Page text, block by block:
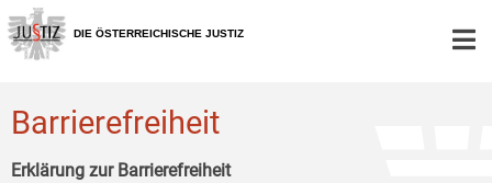
Zur
Hauptnavigation
[1]
Zum
Inhalt
[2]
Zum
Untermenü
[3]
DIE ÖSTERREICHISCHE JUSTIZ
Barrierefreiheit
Erklärung zur Barrierefreiheit